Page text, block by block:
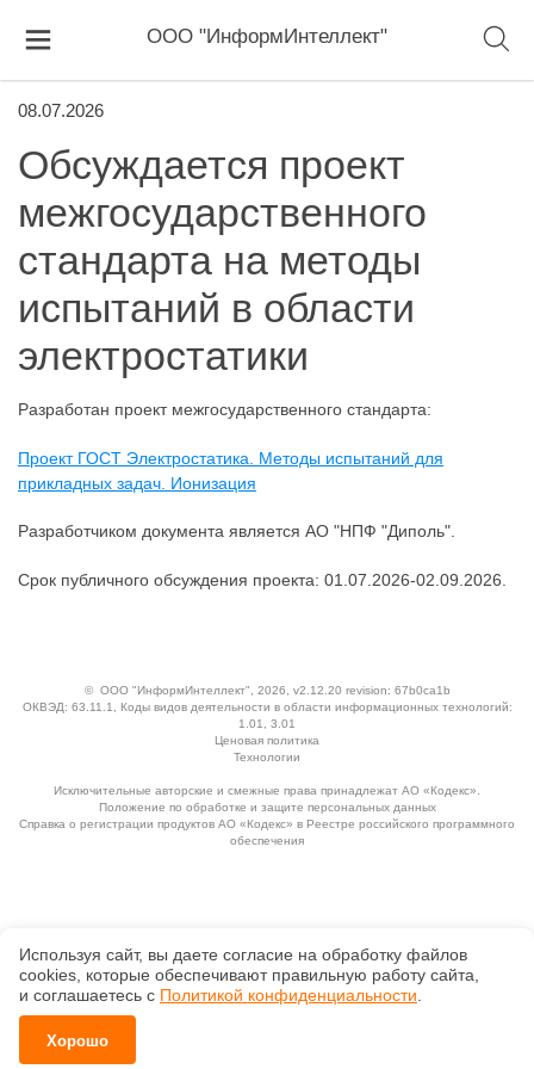
ООО "ИнформИнтеллект"
08.07.2026
Обсуждается проект
межгосударственного
стандарта на методы
испытаний в области
электростатики
Разработан проект межгосударственного стандарта:
Проект ГОСТ Электростатика. Методы испытаний для
прикладных задач. Ионизация
Разработчиком документа является АО "НПФ "Диполь".
Срок публичного обсуждения проекта: 01.07.2026-02.09.2026.
© ООО "ИнформИнтеллект" , 2026, v2.12.20 revision: 67b0ca1b
ОКВЭД: 63.11.1, Коды видов деятельности в области информационных технологий:
1.01, 3.01
Ценовая политика
Технологии
Исключительные авторские и смежные права принадлежат АО «Кодекс».
Положение по обработке и защите персональных данных
Справка о регистрации продуктов АО «Кодекс» в Реестре российского программного
обеспечения
Используя сайт, вы даете согласие на обработку файлов
сооkiеs, которые обеспечивают правильную работу сайта,
и соглашаетесь с Политикой конфиденциальности
Хорошо